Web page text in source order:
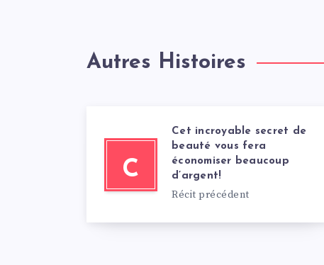
Autres Histoires
C
Cet incroyable secret de
beauté vous fera
économiser beaucoup
d’argent!
Récit précédent